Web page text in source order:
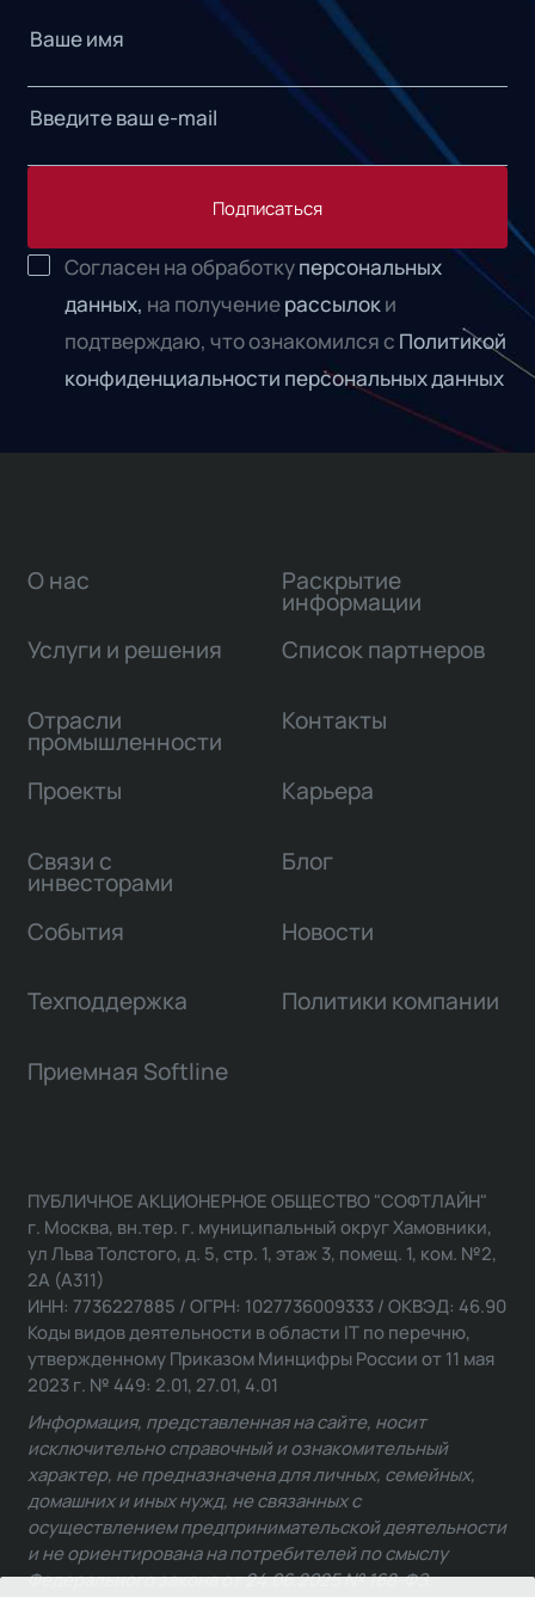
Подписаться
Согласен на обработкуперсональных
данных, на получениерассылоки
подтверждаю, что ознакомился с Политикой
конфиденциальности персональных данных
О нас
Услуги и решения
Отрасли
промышленности
Проекты
Связи с
инвесторами
Раскрытие
информации
Список партнеров
Контакты
Карьера
Блог
События Новости
Техподдержка Политики компании
Приемная Softline
ПУБЛИЧНОЕ АКЦИОНЕРНОЕ ОБЩЕСТВО "СОФТЛАЙН"
г. Москва, вн.тер. г. муниципальный округ Хамовники,
ул Льва Толстого, д. 5, стр. 1, этаж 3, помещ. 1, ком. №2,
2А (А311)
ИНН: 7736227885 / ОГРН: 1027736009333 / ОКВЭД: 46.90
Коды видов деятельности в области IT по перечню,
утвержденному Приказом Минцифры России от 11 мая
2023 г. № 449: 2.01, 27.01, 4.01
Информация, представленная на сайте, носит
исключительно справочный и ознакомительный
характер, не предназначена для личных, семейных,
домашних и иных нужд, не связанных с
осуществлением предпринимательской деятельности
и не ориентирована на потребителей по смыслу
Федерального закона от 24.06.2025 № 168-ФЗ.